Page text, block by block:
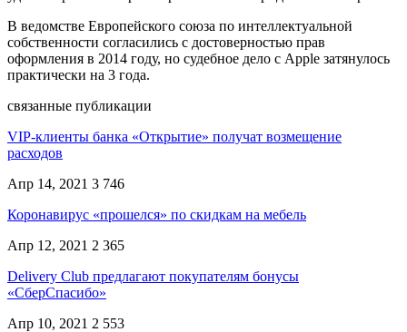
В ведомстве Европейского союза по интеллектуальной
собственности согласились с достоверностью прав
оформления в 2014 году, но судебное дело с Apple затянулось
практически на 3 года.
связанные публикации
VIP-клиенты банка «Открытие» получат возмещение
расходов
Апр 14, 2021 3 746
Коронавирус «прошелся» по скидкам на мебель
Апр 12, 2021 2 365
Delivery Club предлагают покупателям бонусы
«СберСпасибо»
Апр 10, 2021 2 553